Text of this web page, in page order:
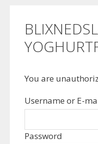
You are
Username or E-
Password